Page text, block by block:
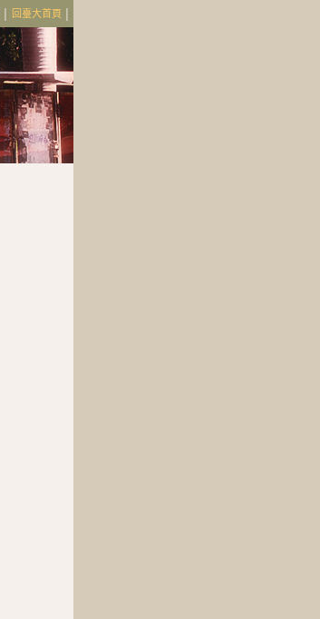
回臺大首頁